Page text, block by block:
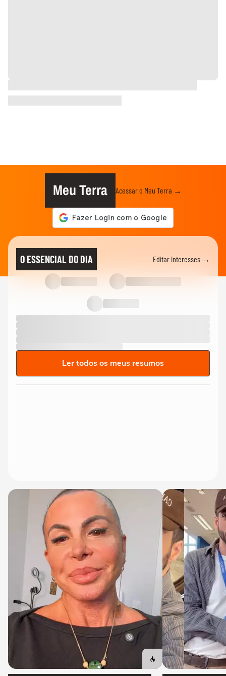
Meu Terra Acessar o Meu Terra →
O ESSENCIAL DO DIA Editar interesses →
Ler todos os meus resumos